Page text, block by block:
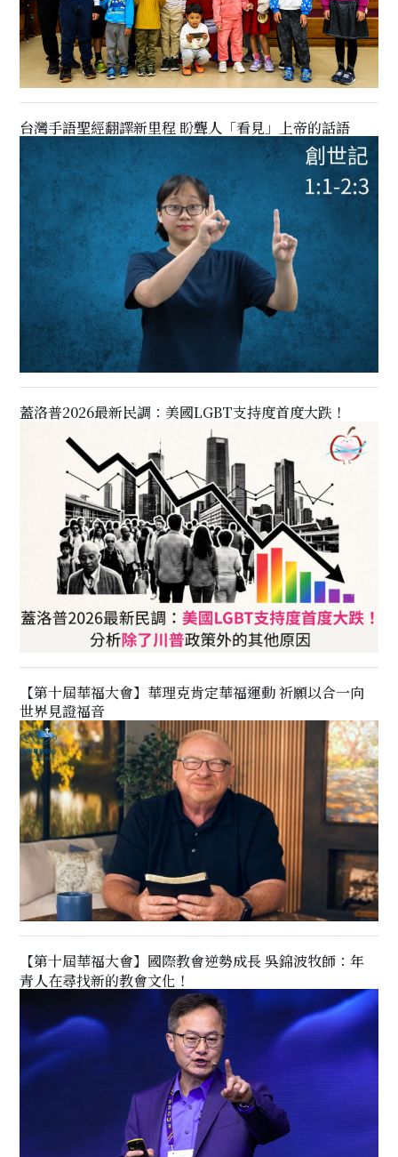
台灣手語聖經翻譯新里程 盼聾人「看見」上帝的話語
蓋洛普2026最新民調：美國LGBT支持度首度大跌！
【第十屆華福大會】華理克肯定華福運動 祈願以合一向
世界見證福音
【第十屆華福大會】國際教會逆勢成長 吳錦波牧師：年
青人在尋找新的教會文化！